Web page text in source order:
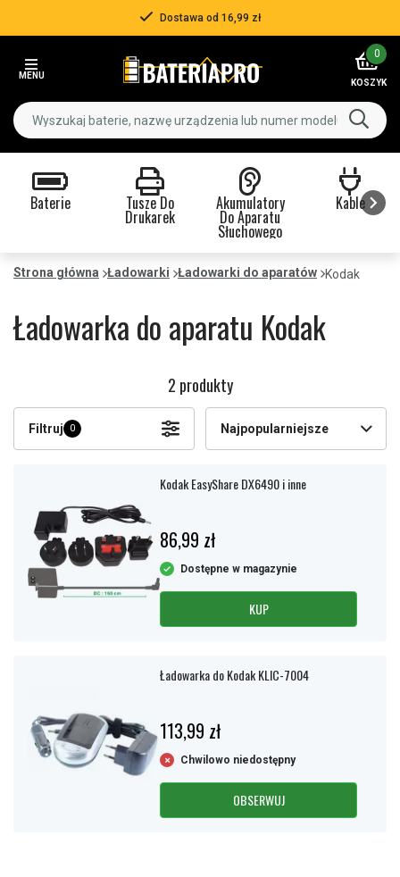
Dostawa od 16,99 zł
MENU
0
KOSZYK
Baterie Tusze Do
Drukarek
Akumulatory
Do Aparatu
Słuchowego
Kable
Strona główna Ładowarki Ładowarki do aparatów Kodak
Ładowarka do aparatu Kodak
2 produkty
Filtruj 0 Najpopularniejsze
Kodak EasyShare DX6490 i inne
86,99 zł
Dostępne w magazynie
KUP
Ładowarka do Kodak KLIC-7004
113,99 zł
Chwilowo niedostępny
OBSERWUJ